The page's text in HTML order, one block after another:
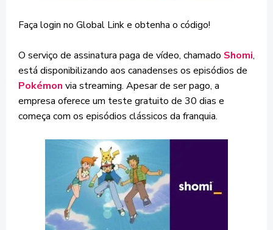
Faça login no Global Link e obtenha o código!
O serviço de assinatura paga de vídeo, chamado Shomi,
está disponibilizando aos canadenses os episódios de
Pokémon via streaming. Apesar de ser pago, a
empresa oferece um teste gratuito de 30 dias e
começa com os episódios clássicos da franquia.